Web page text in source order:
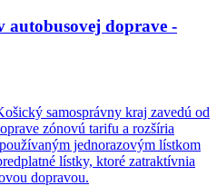
autobusovej doprave -
samosprávny kraj zavedú od
zónovú tarifu a rozšíria
jednorazovým lístkom
lístky, ktoré zatraktívnia
dopravou.